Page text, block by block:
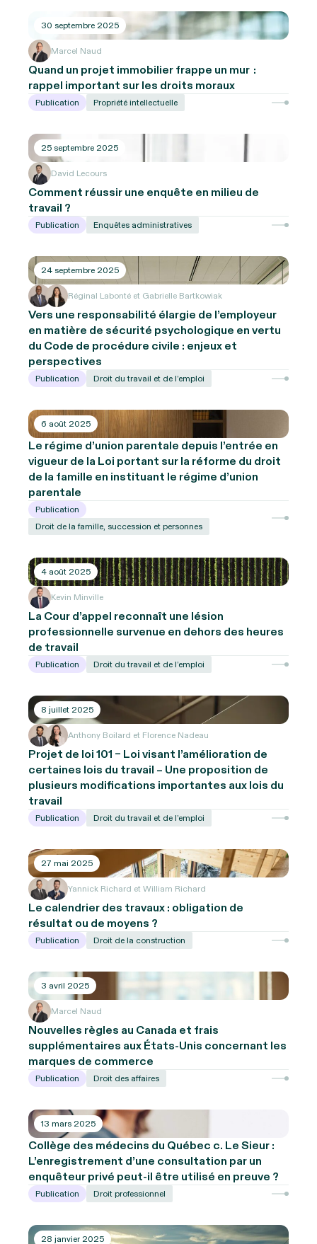
30 septembre 2025
Marcel Naud
Quand un projet immobilier frappe un mur :
rappel important sur les droits moraux
Publication Propriété intellectuelle
25 septembre 2025
David Lecours
Comment réussir une enquête en milieu de
travail ?
Publication Enquêtes administratives
24 septembre 2025
Réginal Labonté et Gabrielle Bartkowiak
Vers une responsabilité élargie de l’employeur
en matière de sécurité psychologique en vertu
du Code de procédure civile : enjeux et
perspectives
Publication Droit du travail et de l’emploi
6 août 2025
Le régime d’union parentale depuis l’entrée en
vigueur de la Loi portant sur la réforme du droit
de la famille en instituant le régime d’union
parentale
Publication
Droit de la famille, succession et personnes
4 août 2025
Kevin Minville
La Cour d’appel reconnaît une lésion
professionnelle survenue en dehors des heures
de travail
Publication Droit du travail et de l’emploi
8 juillet 2025
Anthony Boilard et Florence Nadeau
Projet de loi 101 – Loi visant l’amélioration de
certaines lois du travail – Une proposition de
plusieurs modifications importantes aux lois du
travail
Publication Droit du travail et de l’emploi
27 mai 2025
Yannick Richard et William Richard
Le calendrier des travaux : obligation de
résultat ou de moyens ?
Publication Droit de la construction
3 avril 2025
Marcel Naud
Nouvelles règles au Canada et frais
supplémentaires aux États-Unis concernant les
marques de commerce
Publication Droit des affaires
13 mars 2025
Collège des médecins du Québec c. Le Sieur :
L’enregistrement d’une consultation par un
enquêteur privé peut-il être utilisé en preuve ?
Publication Droit professionnel
28 janvier 2025